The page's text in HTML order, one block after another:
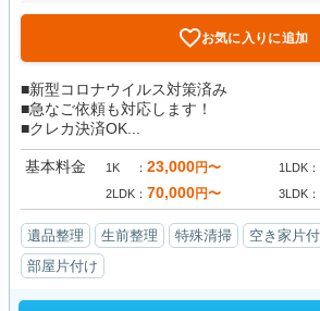
お気に入りに追加
■新型コロナウイルス対策済み
■急なご依頼も対応します！
■クレカ決済OK...
基本料金 1K 23,000円〜 1LDK
2LDK 70,000円〜 3LDK
遺品整理 生前整理 特殊清掃 空き家片
部屋片付け